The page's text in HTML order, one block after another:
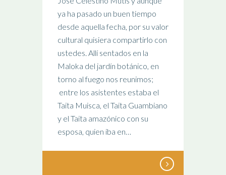
ya ha pasado un buen tiempo
desde aquella fecha, por su valor
cultural quisiera compartirlo con
ustedes. Allí sentados en la
Maloka del jardín botánico, en
torno al fuego nos reunimos;
entre los asistentes estaba el
Taita Muisca, el Taita Guambiano
y el Taita amazónico con su
esposa, quien iba en…